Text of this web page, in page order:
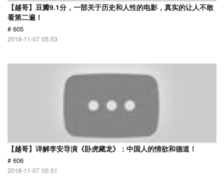
【越哥】豆瓣9.1分，一部关于历史和人性的电影，真实的让人不敢
看第二遍！
# 605
2018-11-07 05:53
【越哥】详解李安导演《卧虎藏龙》：中国人的情欲和德道！
# 606
2018-11-07 05:51